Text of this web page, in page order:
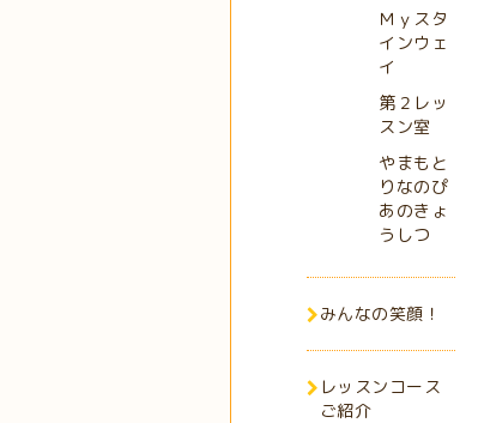
Ｍｙスタ
インウェ
イ
第２レッ
スン室
やまもと
りなのぴ
あのきょ
うしつ
みんなの笑顔！
レッスンコース
ご紹介